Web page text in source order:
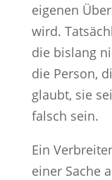
eigenen
wird.
die bislang
die Person,
glaubt, sie
falsch sein.
Ein
einer Sache